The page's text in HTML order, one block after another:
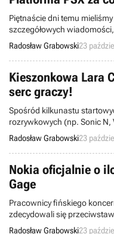
recenzje, testy, pojedynki,
Piętnaście dni temu
szczegółowych
hybrydowym (gry,
elektroniczno-rozrywkowym
chcielibyśmy przedstawić
nowego multimedialnego
Radosław Grabowski23
Kieszonkowa Lara
serc graczy!
Spośród kilkunastu
rozrywkowych (np. Sonic N,
mobilnego systemu N-
popularności w pierwszym
pt. Tomb Raider. Jednakże
seksownej Lary Croft,
powodzenie.
Radosław Grabowski23
Nokia oficjalnie o
Gage
Pracownicy fińskiego
zdecydowali się
analityków własne wyniki
Radosław Grabowski23